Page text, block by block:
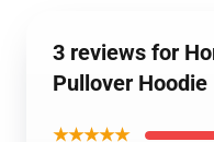
3 reviews for
Pullover Hoodie
★★★★★